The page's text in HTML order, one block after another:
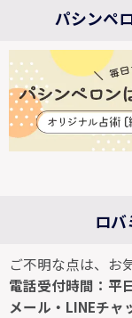
パシンペ
ロ
ご不明な点は、お
電話受付時間：平
メール・LINEチャ